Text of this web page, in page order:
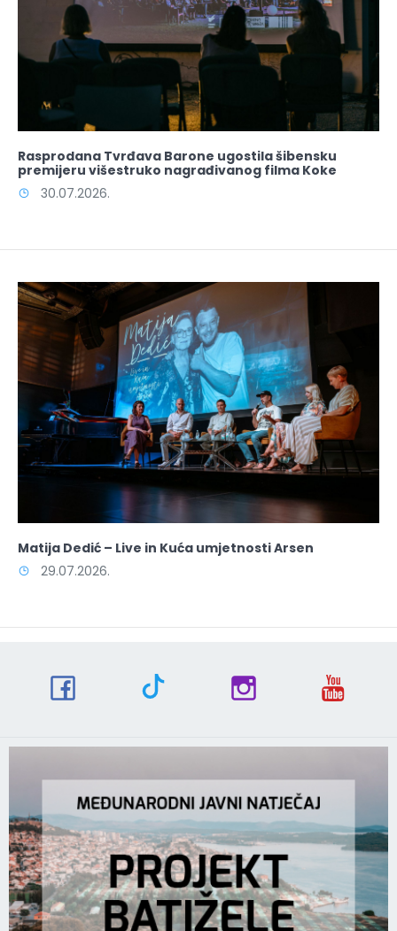
Rasprodana Tvrđava Barone ugostila šibensku
premijeru višestruko nagrađivanog filma Koke
30.07.2026.
Matija Dedić – Live in Kuća umjetnosti Arsen
29.07.2026.